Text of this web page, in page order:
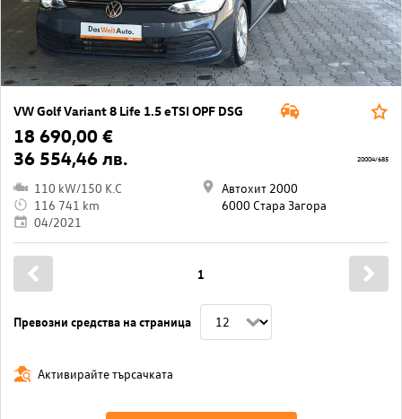
VW Golf Variant 8 Life 1.5 eTSI OPF DSG
18 690,00 €
36 554,46 лв.
110 kW/150 K.C
116 741 km
04/2021
Автохит 2000
6000 Стара Загора
20004/685
Превозни средства на страница
1
Активирайте търсачката